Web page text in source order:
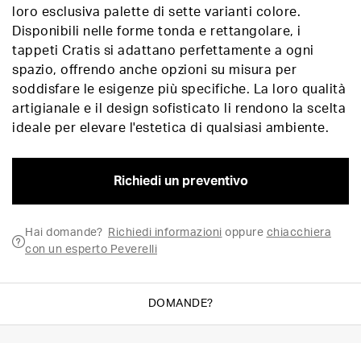
loro esclusiva palette di sette varianti colore.
Disponibili nelle forme tonda e rettangolare, i
tappeti Cratis si adattano perfettamente a ogni
spazio, offrendo anche opzioni su misura per
soddisfare le esigenze più specifiche. La loro qualità
artigianale e il design sofisticato li rendono la scelta
ideale per elevare l'estetica di qualsiasi ambiente.
Richiedi un preventivo
Hai domande? Richiedi informazioni oppure chiacchiera
con un esperto Peverelli
DOMANDE?